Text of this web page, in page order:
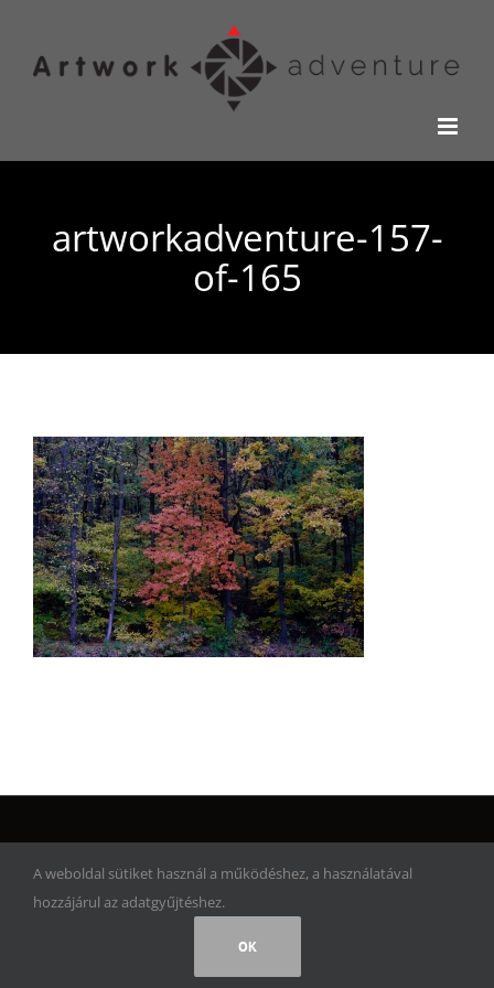
artworkadventure-157-
of-165
FacebookInstagram
A weboldal sütiket használ a működéshez, a használatával
hozzájárul az adatgyűjtéshez.
OK